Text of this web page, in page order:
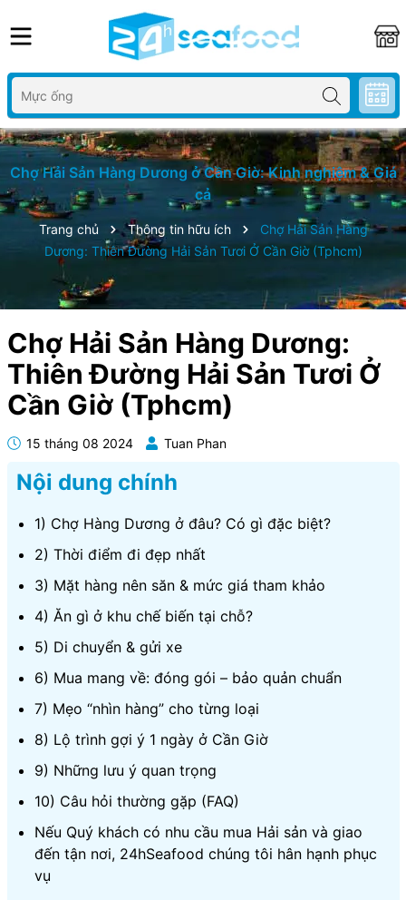
Chợ Hải Sản Hàng Dương ở Cần Giờ: Kinh nghiệm & Giá
cả
Trang chủ Thông tin hữu ích
Chợ Hải Sản Hàng
Dương: Thiên Đường Hải Sản Tươi Ở Cần Giờ (Tphcm)
Chợ Hải Sản Hàng Dương:
Thiên Đường Hải Sản Tươi Ở
Cần Giờ (Tphcm)
15 tháng 08 2024 Tuan Phan
Nội dung chính
1) Chợ Hàng Dương ở đâu? Có gì đặc biệt?
2) Thời điểm đi đẹp nhất
3) Mặt hàng nên săn & mức giá tham khảo
4) Ăn gì ở khu chế biến tại chỗ?
5) Di chuyển & gửi xe
6) Mua mang về: đóng gói – bảo quản chuẩn
7) Mẹo “nhìn hàng” cho từng loại
8) Lộ trình gợi ý 1 ngày ở Cần Giờ
9) Những lưu ý quan trọng
10) Câu hỏi thường gặp (FAQ)
Nếu Quý khách có nhu cầu mua Hải sản và giao
đến tận nơi, 24hSeafood chúng tôi hân hạnh phục
vụ